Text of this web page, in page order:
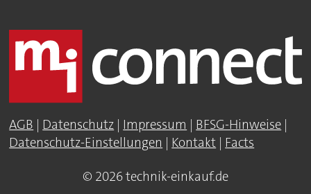
AGB | Datenschutz | Impressum | BFSG-Hinweise |
Datenschutz-Einstellungen | Kontakt | Facts
© 2026 technik-einkauf.de